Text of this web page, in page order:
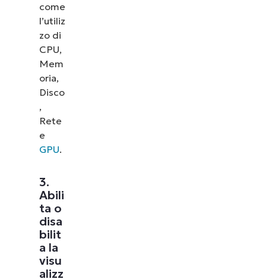
come
l’utiliz
zo di
CPU,
Mem
oria,
Disco
,
Rete
e
GPU.
3.
Abili
ta o
disa
bilit
a la
visu
alizz